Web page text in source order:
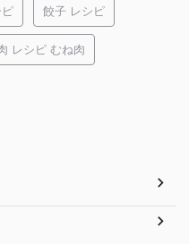
餃子 レシピ
レシピ むね肉